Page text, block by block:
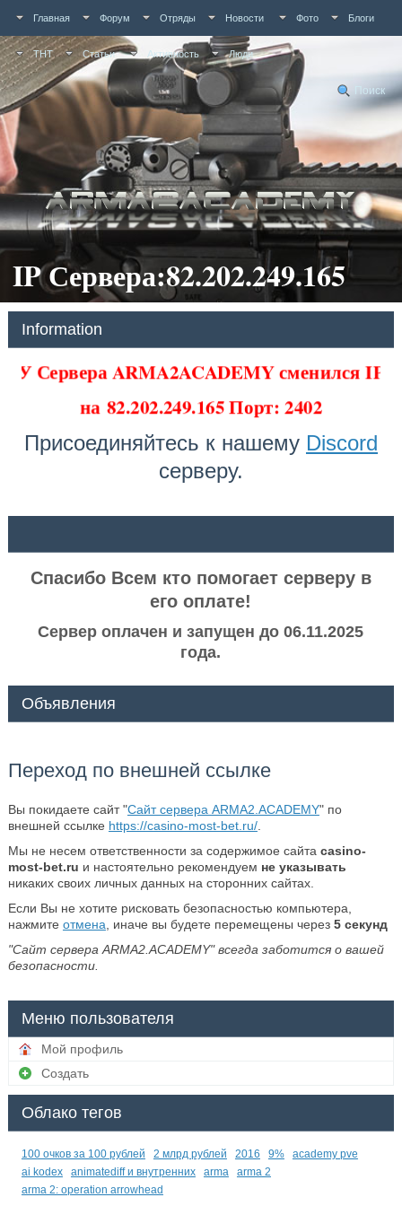
Главная Форум Отряды Новости Фото Блоги
ТНТ Статьи Активность Люди
Поиск
IP Сервера:82.202.249.165
Information
У Сервера ARMA2ACADEMY сменился IP
на82.202.249.165 Порт: 2402
Присоединяйтесь к нашему Discord
серверу.
Спасибо Всем кто помогает серверу в
его оплате!
Сервер оплачен и запущен до 06.11.2025
года.
Объявления
Переход по внешней ссылке
Вы покидаете сайт "Сайт сервера ARMA2.ACADEMY" по
внешней ссылке https://casino-most-bet.ru/.
Мы не несем ответственности за содержимое сайта casino-
most-bet.ru и настоятельно рекомендуем не указывать
никаких своих личных данных на сторонних сайтах.
Если Вы не хотите рисковать безопасностью компьютера,
нажмите отмена , иначе вы будете перемещены через 5секунд
"Сайт сервера ARMA2.ACADEMY" всегда заботится о вашей
безопасности.
Меню пользователя
Мой профиль
Создать
Облако тегов
100 очков за 100 рублей 2 млрд рублей 2016 9%
academy pve
ai kodex
animatediff и внутренних arma
arma 2
arma 2: operation arrowhead